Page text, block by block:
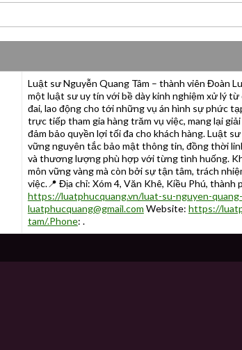
Luật sư Nguyễn Quang Tâm – thành viên Đoàn
một luật sư uy tín với bề dày kinh nghiệm xử lý
đai, lao động cho tới những vụ án hình sự phức
trực tiếp tham gia hàng trăm vụ việc, mang lại
đảm bảo quyền lợi tối đa cho khách hàng. Luật
vững nguyên tắc bảo mật thông tin, đồng thời
và thương lượng phù hợp với từng tình huống.
môn vững vàng mà còn bởi sự tận tâm, trách
việc.📍 Địa chỉ: Xóm 4, Văn Khê, Kiều Phú, thành
https://luatphucquang.vn/luat-su-nguyen-
luatphucquang@gmail.com Website: https://
tam/.Phone: .